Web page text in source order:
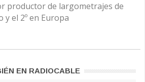
productor de largometrajes de
y el 2º en Europa
EN RADIOCABLE